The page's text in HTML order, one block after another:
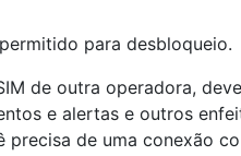
para desbloqueio.
de outra operadora,
e alertas e outros
precisa de uma conexão